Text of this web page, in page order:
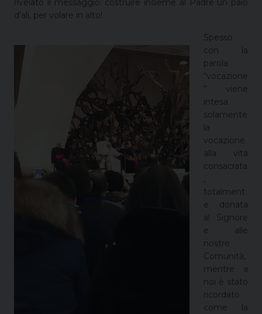
rivelato il messaggio: costruire insieme al Padre un paio
d’ali, per volare in alto!
Spesso
con la
parola
“vocazione
” viene
intesa
solamente
la
vocazione
alla vita
consacrata
,
totalment
e donata
al Signore
e alle
nostre
Comunità,
mentre a
noi è stato
ricordato
come la